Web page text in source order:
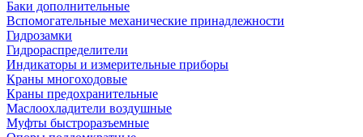
Баки дополнительные
Вспомогательные механические принадлежности
Гидрозамки
Гидрораспределители
Индикаторы и измерительные приборы
Краны многоходовые
Краны предохранительные
Маслоохладители воздушные
Муфты быстроразъемные